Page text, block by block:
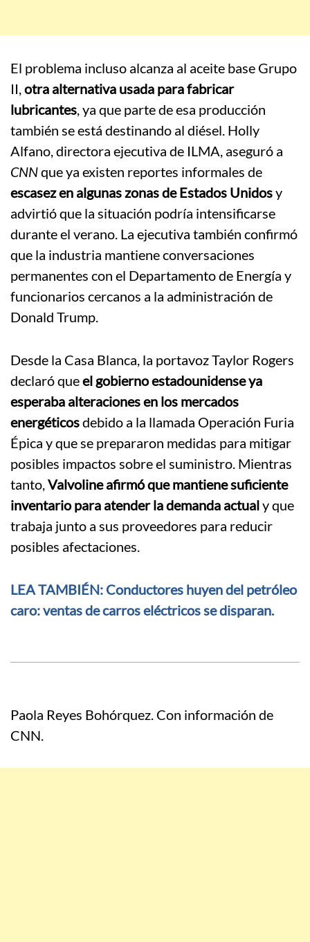
El problema incluso alcanza al aceite base Grupo
II,otra alternativa usada para fabricar
lubricantes, ya que parte de esa producción
también se está destinando al diésel. Holly
Alfano, directora ejecutiva de ILMA, aseguró a
CNNque ya existen reportes informales de
escasez en algunas zonas de Estados Unidosy
advirtió que la situación podría intensificarse
durante el verano. La ejecutiva también confirmó
que la industria mantiene conversaciones
permanentes con el Departamento de Energía y
funcionarios cercanos a la administración de
Donald Trump.
Desde la Casa Blanca, la portavoz Taylor Rogers
declaró queel gobierno estadounidense ya
esperaba alteraciones en los mercados
energéticosdebido a la llamada Operación Furia
Épica y que se prepararon medidas para mitigar
posibles impactos sobre el suministro. Mientras
tanto,Valvolineafirmó que mantiene suficiente
inventario para atender la demanda actualy que
trabaja junto a sus proveedores para reducir
posibles afectaciones.
LEA TAMBIÉN: Conductores huyen del petróleo
caro: ventas de carros eléctricos se disparan.
Paola Reyes Bohórquez. Con información de
CNN.